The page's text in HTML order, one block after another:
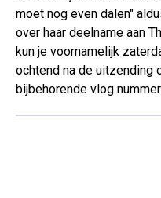
moet nog even dalen"
over haar deelname aan
kun je voornamelijk
ochtend na de uitzending
bijbehorende vlog